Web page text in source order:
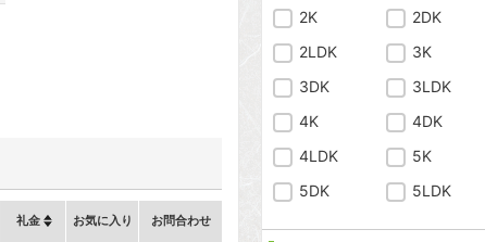
礼金 お気に入り お問合わせ
2K
2DK
2LDK
3K
3DK
3LDK
4K
4DK
4LDK
5K
5DK
5LDK